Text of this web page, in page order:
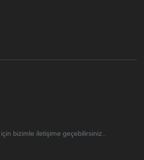
bizimle iletişime geçebilirsiniz..